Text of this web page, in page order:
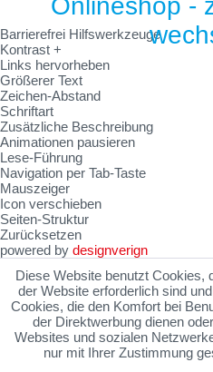
Diese Website benutzt Cookies,
der Website erforderlich sind
Cookies, die den Komfort bei
der Direktwerbung dienen
Websites und sozialen
nur mit Ihrer Zustimmung
Barrierefrei Hilfswerkzeuge
Kontrast +
Links hervorheben
Größerer Text
Zeichen-Abstand
Schriftart
Zusätzliche Beschreibung
Animationen pausieren
Lese-Führung
Navigation per Tab-Taste
Mauszeiger
Icon verschieben
Seiten-Struktur
Zurücksetzen
powered by designverign